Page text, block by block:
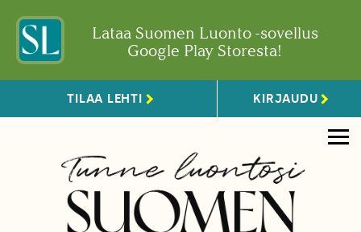
Lataa Suomen Luonto -sovellus
Google Play Storesta!
TILAA LEHTI KIRJAUDU